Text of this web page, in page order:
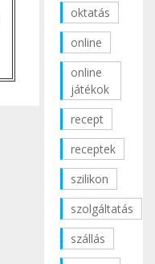
oktatás
online
online
játékok
recept
receptek
szilikon
szolgáltatás
szállás